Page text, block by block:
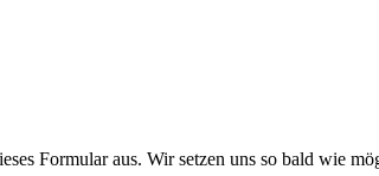
Formular aus. Wir setzen uns so bald wie